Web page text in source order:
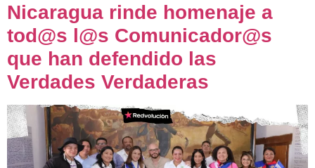
Nicaragua rinde homenaje a
tod@s l@s Comunicador@s
que han defendido las
Verdades Verdaderas